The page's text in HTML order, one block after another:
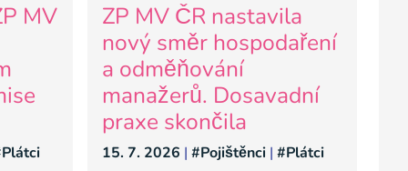
MV
ZP MV ČR nastavila
nový směr hospodaření
a odměňování
manažerů. Dosavadní
praxe skončila
15. 7. 2026 | #Pojištěnci | #Plátci